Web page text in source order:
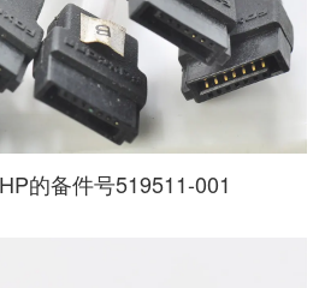
的备件号519511-001